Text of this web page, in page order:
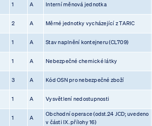
1 A Interní měnová jednotka
2 A Měrné jednotky vycházející z TARIC
1 A Stav naplnění kontejneru (CL709)
1 A Nebezpečné chemické látky
3 A Kód OSN pro nebezpečné zboží
1 A Vysvětlení nedostupnosti
1 A
Obchodní operace (odst.24 JCD; uvedeno
v části IX. přílohy 16)